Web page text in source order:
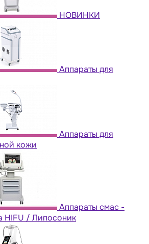
НОВИНКИ
Аппараты для
Аппараты для
кожи
Аппараты cмас -
HIFU / Липосоник